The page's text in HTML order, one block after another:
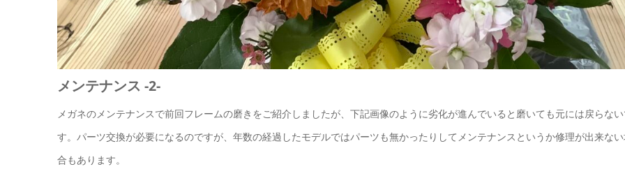
メンテナンス -2-
メガネのメンテナンスで前回フレームの磨きをご紹介しましたが、下記画像のように劣化が進んでいると磨いても元には戻らな
す。パーツ交換が必要になるのですが、年数の経過したモデルではパーツも無かったりしてメンテナンスというか修理が出来な
合もあります。